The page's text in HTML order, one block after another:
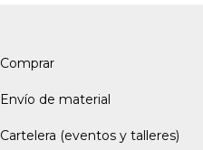
Comprar
Envío de material
Cartelera (eventos y talleres)